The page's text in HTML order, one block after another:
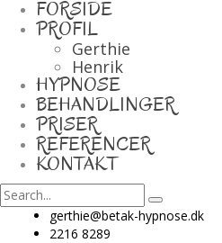
FORSIDE
PROFIL
Gerthie
Henrik
HYPNOSE
BEHANDLINGER
PRISER
REFERENCER
KONTAKT
gerthie@betak-hypnose.dk
2216 8289